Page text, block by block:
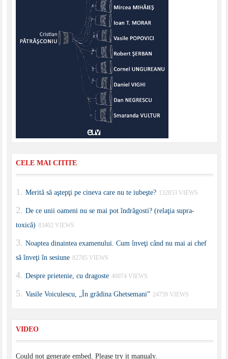
CELE MAI CITITE
Merită să aştepţi pe cineva care nu te iubeşte? 132853 VIEWS
De ce unii oameni nu se mai pot îndrăgosti? (relaţia supra-
toxică) 83402 VIEWS
Noaptea dinaintea examenului. Cum înveţi când nu mai ai chef
să înveţi în sesiune 82785 VIEWS
Despre prietenie, cu dragoste 40074 VIEWS
Vasile Voiculescu, „În grădina Ghetsemani” 24759 VIEWS
VIDEO
Could not generate embed. Please try it manualy.